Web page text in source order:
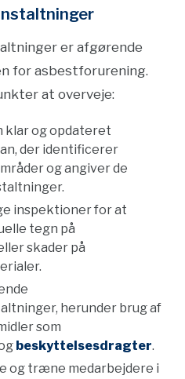
er afgørende
for asbestforurening.
at overveje:
klar og opdateret
der identificerer
og angiver de
inspektioner for at
tegn på
skader på
herunder brug af
som
beskyttelsesdragter.
og træne medarbejdere i